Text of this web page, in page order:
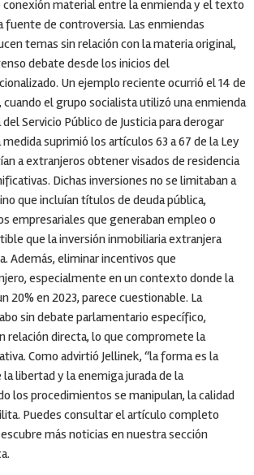
material entre la enmienda y el texto
fuente de controversia. Las enmiendas
temas sin relación con la materia original,
debate desde los inicios del
Un ejemplo reciente ocurrió el 14 de
el grupo socialista utilizó una enmienda
Servicio Público de Justicia para derogar
medida suprimió los artículos 63 a 67 de la Ley
a extranjeros obtener visados de residencia
Dichas inversiones no se limitaban a
que incluían títulos de deuda pública,
empresariales que generaban empleo o
que la inversión inmobiliaria extranjera
Además, eliminar incentivos que
especialmente en un contexto donde la
20% en 2023, parece cuestionable. La
sin debate parlamentario específico,
relación directa, lo que compromete la
Como advirtió Jellinek, “la forma es la
libertad y la enemiga jurada de la
los procedimientos se manipulan, la calidad
Puedes consultar el artículo completo
más noticias en nuestra sección